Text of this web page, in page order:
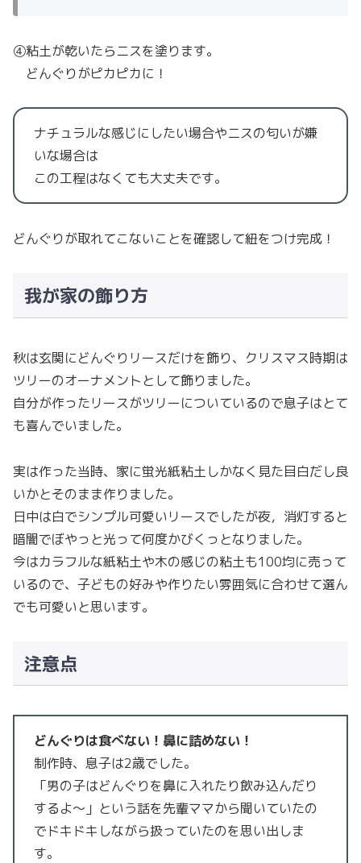
④粘土が乾いたらニスを塗ります。
どんぐりがピカピカに！
ナチュラルな感じにしたい場合やニスの匂いが嫌
いな場合は
この工程はなくても大丈夫です。
どんぐりが取れてこないことを確認して紐をつけ完成！
我が家の飾り方
秋は玄関にどんぐりリースだけを飾り、クリスマス時期は
ツリーのオーナメントとして飾りました。
自分が作ったリースがツリーについているので息子はとて
も喜んでいました。
実は作った当時、家に蛍光紙粘土しかなく見た目白だし良
いかとそのまま作りました。
日中は白でシンプル可愛いリースでしたが夜，消灯すると
暗闇でぼやっと光って何度かびくっとなりました。
今はカラフルな紙粘土や木の感じの粘土も100均に売って
いるので、子どもの好みや作りたい雰囲気に合わせて選ん
でも可愛いと思います。
注意点
どんぐりは食べない！鼻に詰めない！
制作時、息子は2歳でした。
「男の子はどんぐりを鼻に入れたり飲み込んだり
するよ〜」という話を先輩ママから聞いていたの
でドキドキしながら扱っていたのを思い出しま
す。